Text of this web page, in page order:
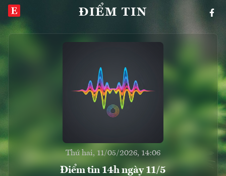
ĐIỂM TIN
Thứ hai, 11/05/2026, 14:06
Điểm tin 14h ngày 11/5